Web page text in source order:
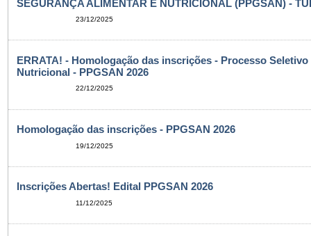
SEGURANÇA ALIMENTAR E NUTRICIONAL (PPGSAN) -
23/12/2025
ERRATA! - Homologação das inscrições - Processo
Nutricional - PPGSAN 2026
22/12/2025
Homologação das inscrições - PPGSAN 2026
19/12/2025
Inscrições Abertas! Edital PPGSAN 2026
11/12/2025